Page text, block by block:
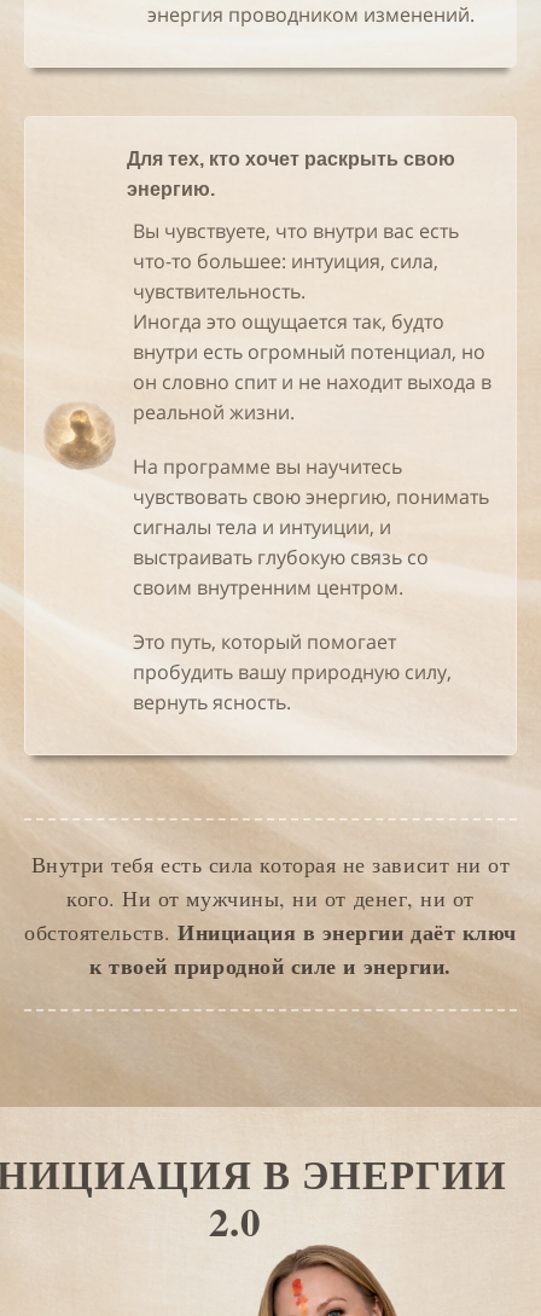
энергия проводником изменений.
Для тех, кто хочет раскрыть свою
энергию.
Вы чувствуете, что внутри вас есть
что-то большее: интуиция, сила,
чувствительность.
Иногда это ощущается так, будто
внутри есть огромный потенциал, но
он словно спит и не находит выхода в
реальной жизни.
На программе вы научитесь
чувствовать свою энергию, понимать
сигналы тела и интуиции, и
выстраивать глубокую связь со
своим внутренним центром.
Это путь, который помогает
пробудить вашу природную силу,
вернуть ясность.
Внутри тебя есть сила которая не зависит ни от
кого. Ни от мужчины, ни от денег, ни от
обстоятельств.Инициация в энергии даёт ключ
к твоей природной силе и энергии.
В ЭНЕРГИИ
2.0